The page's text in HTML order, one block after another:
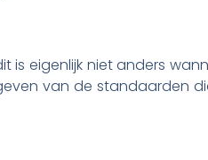
is eigenlijk niet anders
van de standaarden